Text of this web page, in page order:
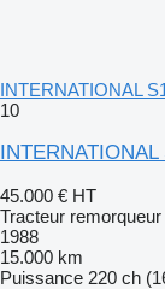
INTERNATIONAL
10
45.000 € HT
Tracteur
1988
15.000 km
Puissance 220 ch